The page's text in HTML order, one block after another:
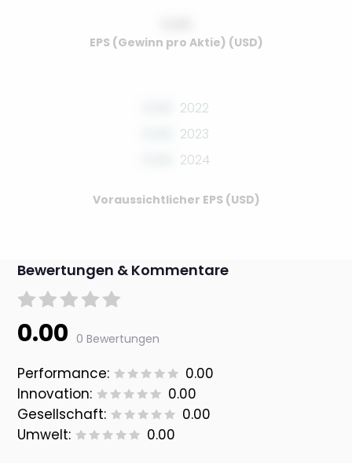
EPS (Gewinn pro Aktie) (USD)
2022
2023
2024
Voraussichtlicher EPS (USD)
Bewertungen & Kommentare
0.00 0 Bewertungen
Performance:
0.00
Innovation:
0.00
Gesellschaft:
0.00
Umwelt:
0.00